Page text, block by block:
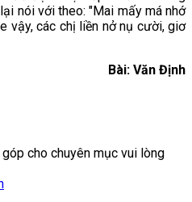
nói với theo: "Mai mấy má nhớ
vậy, các chị liền nở nụ cười, giơ
Bài: Văn Định
cho chuyên mục vui lòng